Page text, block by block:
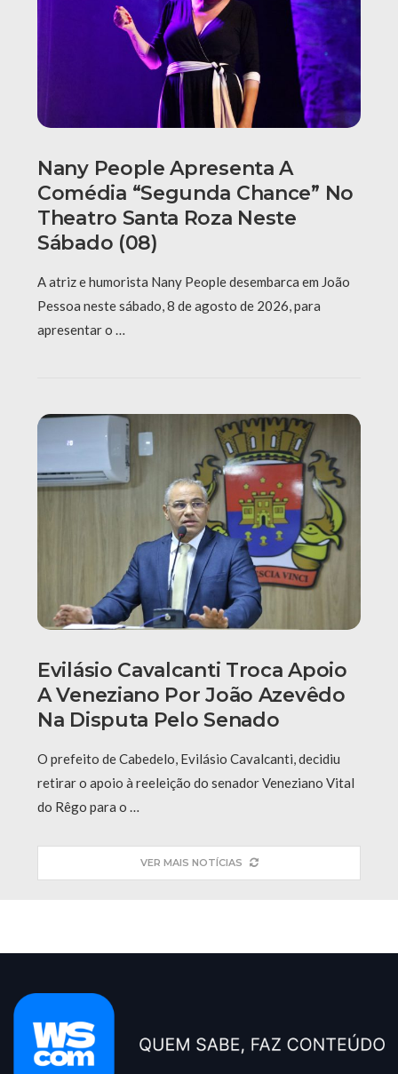
Nany People Apresenta A
Comédia “Segunda Chance” No
Theatro Santa Roza Neste
Sábado (08)
A atriz e humorista Nany People desembarca em João
Pessoa neste sábado, 8 de agosto de 2026, para
apresentar o …
Evilásio Cavalcanti Troca Apoio
A Veneziano Por João Azevêdo
Na Disputa Pelo Senado
O prefeito de Cabedelo, Evilásio Cavalcanti, decidiu
retirar o apoio à reeleição do senador Veneziano Vital
do Rêgo para o …
VER MAIS NOTÍCIAS